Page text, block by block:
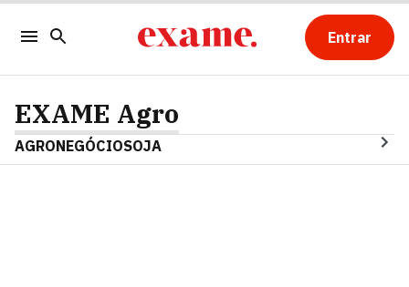
Entrar
EXAME Agro
AGRONEGÓCIOSOJA